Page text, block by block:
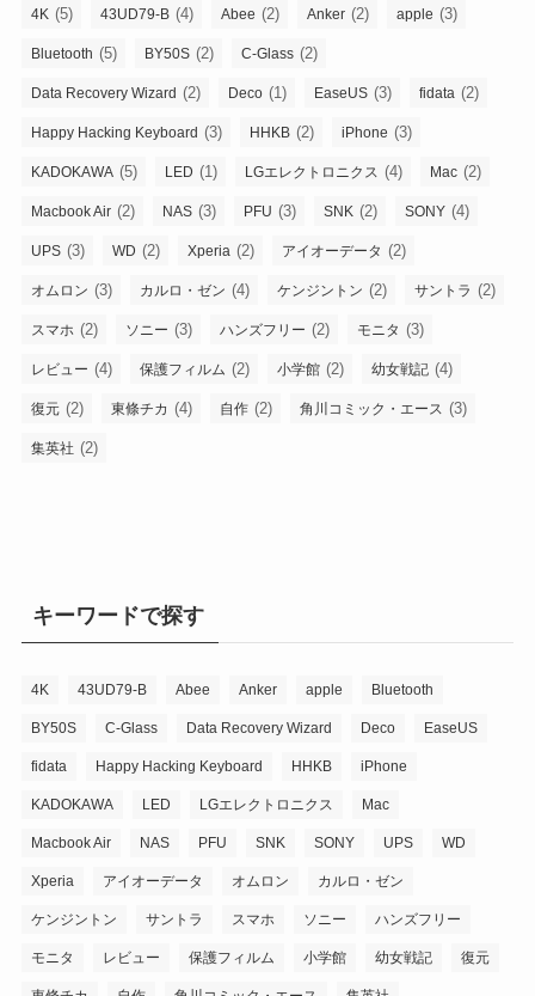
4K (5) 43UD79-B (4) Abee (2) Anker (2) apple (3)
Bluetooth (5) BY50S (2) C-Glass (2)
Data Recovery Wizard (2) Deco (1) EaseUS (3) fidata (2)
Happy Hacking Keyboard (3) HHKB (2) iPhone (3)
KADOKAWA (5) LED (1) LGエレクトロニクス (4) Mac (2)
Macbook Air (2) NAS (3) PFU (3) SNK (2) SONY (4)
UPS (3) WD (2) Xperia (2) アイオーデータ (2)
オムロン (3) カルロ・ゼン (4) ケンジントン (2) サントラ (2)
スマホ (2) ソニー (3) ハンズフリー (2) モニタ (3)
レビュー (4) 保護フィルム (2) 小学館 (2) 幼女戦記 (4)
復元 (2) 東條チカ (4) 自作 (2) 角川コミック・エース (3)
集英社 (2)
キーワードで探す
4K 43UD79-B Abee Anker apple Bluetooth
BY50S C-Glass Data Recovery Wizard Deco EaseUS
fidata Happy Hacking Keyboard HHKB iPhone
KADOKAWA LED LGエレクトロニクス Mac
Macbook Air NAS PFU SNK SONY UPS WD
Xperia アイオーデータ オムロン カルロ・ゼン
ケンジントン サントラ スマホ ソニー ハンズフリー
モニタ レビュー 保護フィルム 小学館 幼女戦記 復元